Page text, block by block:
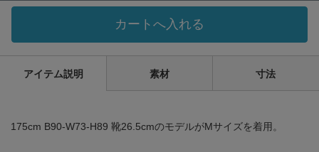
カートへ入れる
アイテム説明 素材 寸法
175cm B90-W73-H89 靴26.5cmのモデルがMサイズを着用。